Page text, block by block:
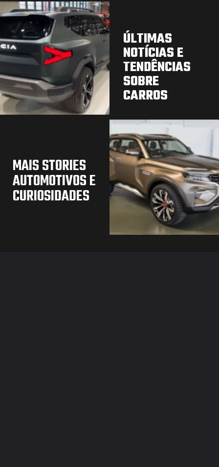
ÚLTIMAS
NOTÍCIAS E
TENDÊNCIAS
SOBRE
CARROS
MAIS STORIES
AUTOMOTIVOS E
CURIOSIDADES